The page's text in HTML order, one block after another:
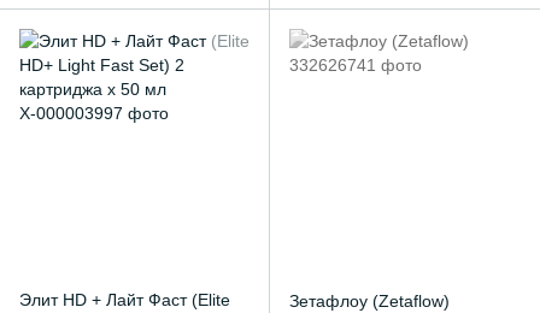
Элит HD + Лайт Фаст (Elite
Зетафлоу (Zetaflow)